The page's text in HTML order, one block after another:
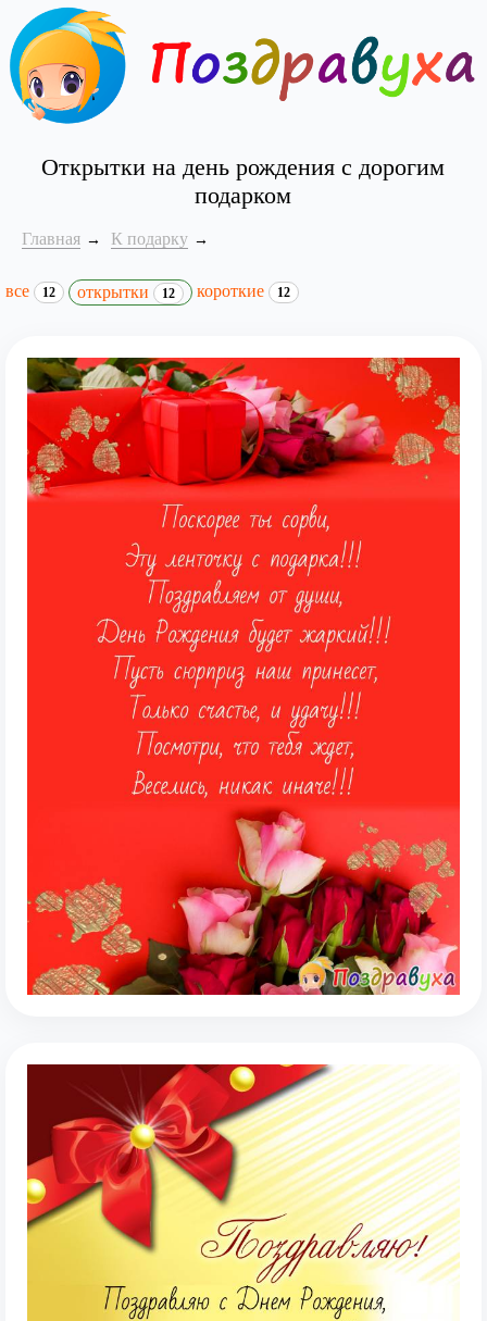
Открытки на день рождения с дорогим
подарком
Главная К подарку
все 12 открытки 12 короткие 12